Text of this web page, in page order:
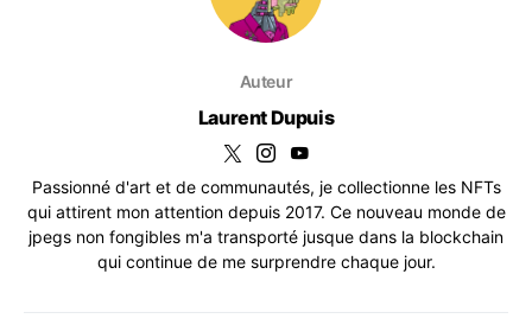
Auteur
Laurent Dupuis
Passionné d'art et de communautés, je collectionne les NFTs
qui attirent mon attention depuis 2017. Ce nouveau monde de
jpegs non fongibles m'a transporté jusque dans la blockchain
qui continue de me surprendre chaque jour.